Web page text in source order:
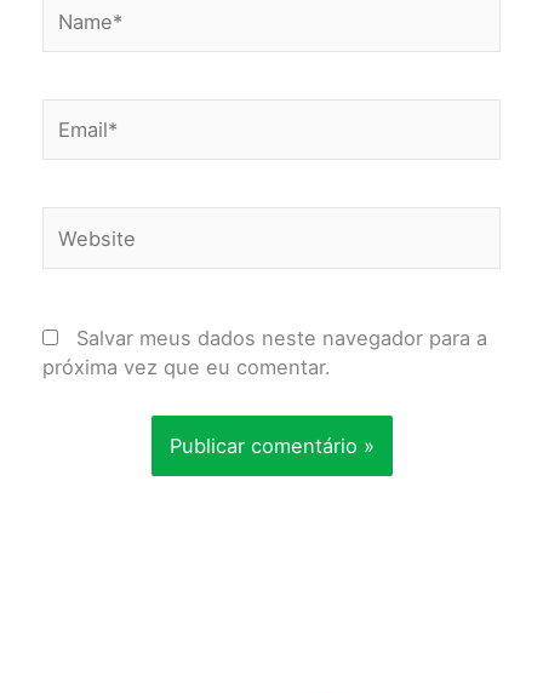
Salvar meus dados neste navegador para a
próxima vez que eu comentar.